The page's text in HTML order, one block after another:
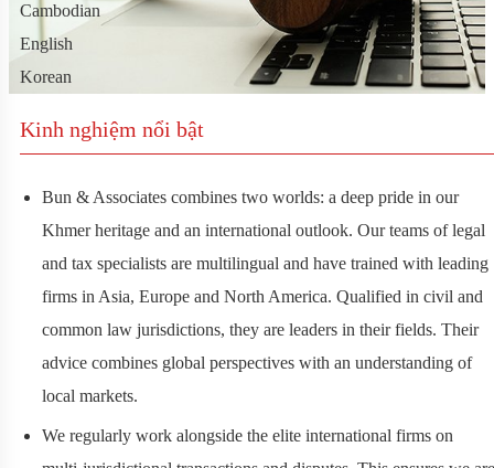
Cambodian
English
Korean
Kinh nghiệm nổi bật
Bun & Associates combines two worlds: a deep pride in our
Khmer heritage and an international outlook. Our teams of legal
and tax specialists are multilingual and have trained with leading
firms in Asia, Europe and North America. Qualified in civil and
common law jurisdictions, they are leaders in their fields. Their
advice combines global perspectives with an understanding of
local markets.
We regularly work alongside the elite international firms on